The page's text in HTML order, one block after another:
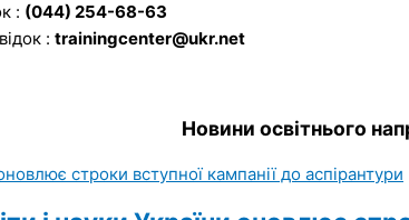
: (044) 254-68-63
: trainingcenter@ukr.net
Новини освітнього